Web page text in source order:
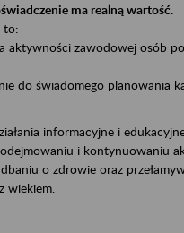
ma realną wartość.
to:
zawodowej osób
do świadomego planowania
informacyjne i
i kontynuowaniu
o zdrowie oraz
wiekiem.